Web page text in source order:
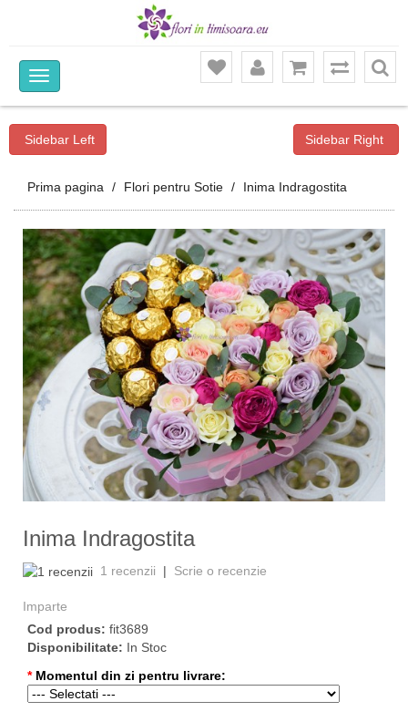
Sidebar Left Sidebar Right
Prima pagina Flori pentru Sotie Inima Indragostita
‹
Inima Indragostita
1 recenzii | Scrie o recenzie
Imparte
Cod produs: fit3689
Disponibilitate: In Stoc
* Momentul din zi pentru livrare: